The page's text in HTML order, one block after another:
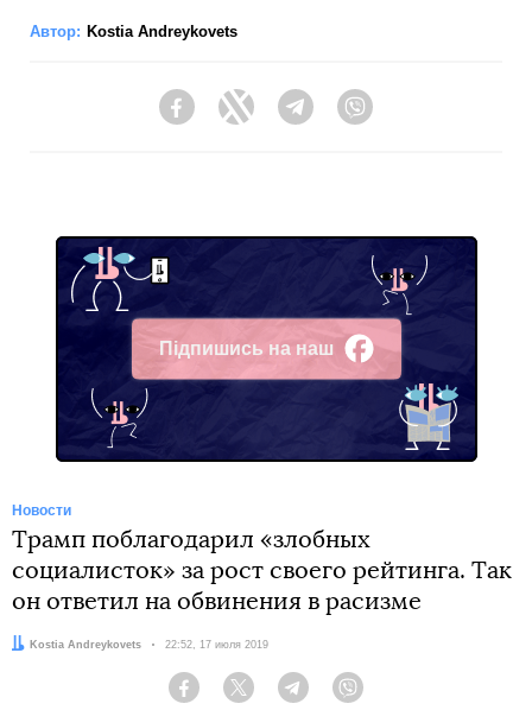
Автор: Kostia Andreykovets
FacebookTwitter Telegram
Підпишись на наш
Facebook
Новости
Трамп поблагодарил «злобных
социалисток» за рост своего рейтинга. Так
он ответил на обвинения в расизме
Автор:Kostia Andreykovets Дата:
22:52, 17 июля 2019
Facebook Twitter Telegram